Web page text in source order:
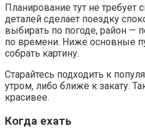
Планирование тут не требует
деталей сделает поездку
выбирать по погоде, район —
по времени. Ниже основные
собрать картину.
Старайтесь подходить к
утром, либо ближе к закату.
красивее.
Когда ехать